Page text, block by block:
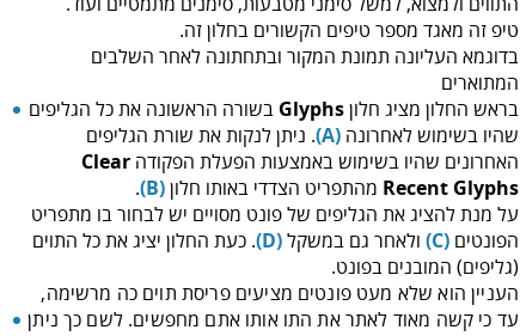
טיפ זה מאגד מספר טיפים הקשורים בחלון זה.
בדוגמא העליונה תמונת המקור ובתחתונה לאחר השלבים
המתוארים
בראש החלון מציג חלוןGlyphs בשורה הראשונה את כל הגליפים
שהיו בשימוש לאחרונה (A)
. ניתן לנקות את שורת הגליפים
האחרונים שהיו בשימוש באמצעות הפעלת הפקודה Clear
Recent Glyphs מהתפריט הצדדי באותו חלון(B)
.
על מנת להציג את הגליפים של פונט מסויים יש לבחור בו מתפריט
הפונטים (C) ולאחר גם במשקל(D)
. כעת החלון יציג את כל התוים
(גליפים) המובנים בפונט.
העניין הוא שלא מעט פונטים מציעים פריסת תוים כה מרשימה,
עד כי קשה מאוד לאתר את התו אותו אתם מחפשים. לשם כך ניתן